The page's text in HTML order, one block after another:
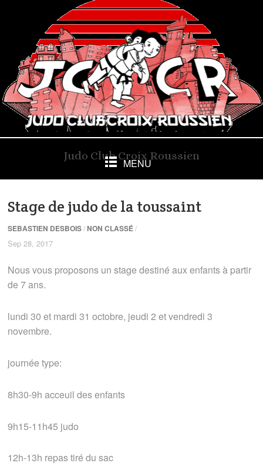
Judo Club Croix Roussien
MENU
Stage de judo de la toussaint
SEBASTIEN DESBOIS / NON CLASSÉ /
Sep 28, 2017
Nous vous proposons un stage destiné aux enfants à partir
de 7 ans.
lundi 30 et mardi 31 octobre, jeudi 2 et vendredi 3
novembre.
journée type:
8h30-9h acceuil des enfants
9h15-11h45 judo
12h-13h repas tiré du sac